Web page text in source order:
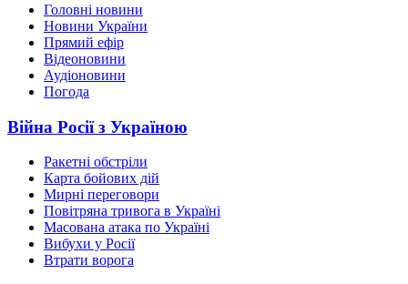
Головні новини
Новини України
Прямий ефір
Відеоновини
Аудіоновини
Погода
Війна Росії з Україною
Ракетні обстріли
Карта бойових дій
Мирні переговори
Повітряна тривога в Україні
Масована атака по Україні
Вибухи у Росії
Втрати ворога